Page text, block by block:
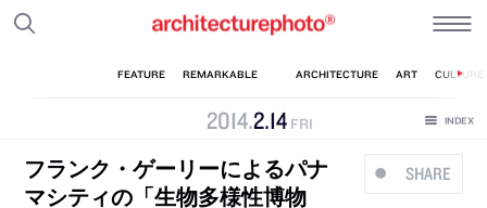
2014.2.14 FRI
SHARE
フランク・ゲーリーによるパナ
マシティの「生物多様性博物